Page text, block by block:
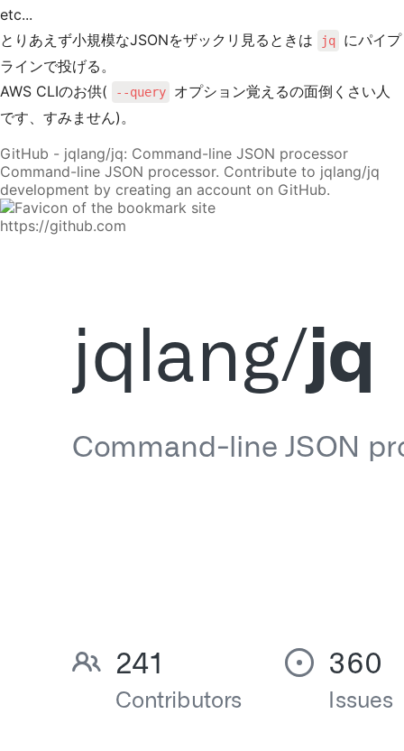
etc...
とりあえず小規模なJSONをザックリ見るときは
jq
にパイプ
ラインで投げる。
AWS CLIのお供(
--query
オプション覚えるの面倒くさい人
です、すみません)。
GitHub - jqlang/jq: Command-line JSON processor
Command-line JSON processor. Contribute to jqlang/jq
development by creating an account on GitHub.
https://github.com